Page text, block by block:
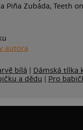
Piňa Zubáda, Teeth
autora
bílá
Dámská tílka
a dědu Pro